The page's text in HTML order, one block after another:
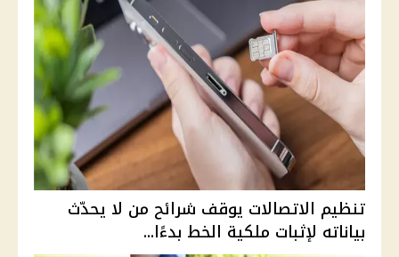
تنظيم الاتصالات يوقف شرائح من لا يحدّث
بياناته لإثبات ملكية الخط بدءًا...